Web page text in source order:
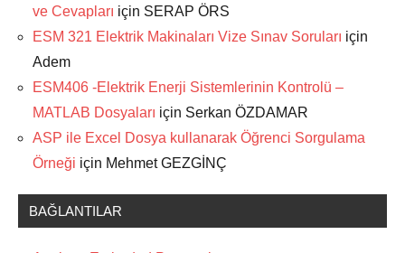
ve Cevapları için SERAP ÖRS
ESM 321 Elektrik Makinaları Vize Sınav Soruları için
Adem
ESM406 -Elektrik Enerji Sistemlerinin Kontrolü –
MATLAB Dosyaları için Serkan ÖZDAMAR
ASP ile Excel Dosya kullanarak Öğrenci Sorgulama
Örneği için Mehmet GEZGİNÇ
BAĞLANTILAR